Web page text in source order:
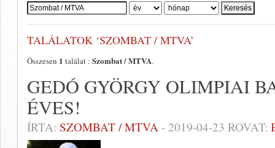
Szerző:
TALÁLATOK ‘SZOMBAT / MTVA’
Összesen 1 találat : Szombat / MTVA.
GEDÓ GYÖRGY OLIMPIAI
ÉVES!
ÍRTA: SZOMBAT / MTVA - 2019-04-23 ROVAT: